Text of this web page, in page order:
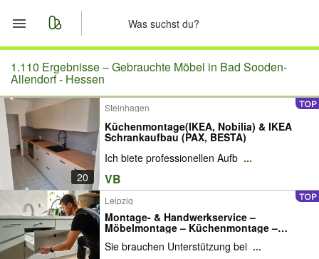
Start
Merkliste
Nachrichten
Anzeige aufgeben
1.110 Ergebnisse –Gebrauchte Möbel in Bad Sooden-
Allendorf - Hessen
20
Steinhagen
Küchenmontage(IKEA, Nobilia) & IKEA
Schrankaufbau (PAX, BESTA)
Ich biete professionellen Aufb ...
VB
Leipzig
Montage- & Handwerkservice –
Möbelmontage – Küchenmontage –
Bohrarbeiten – Montageservice für
Wohnung & Büro – schnell, sauber &
Sie brauchen Unterstützung bei ...